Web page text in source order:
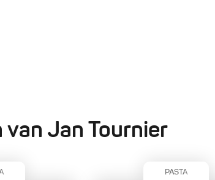
van Jan Tournier
PASTA